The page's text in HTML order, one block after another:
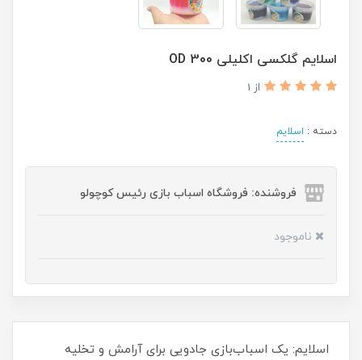
اسلایم گلکسی اکلیلی OD 300
از 1
دسته : اسلایم
فروشنده: فروشگاه اسباب بازی رئیس کوچولو
ناموجود
اسلایم: یک اسباب‌بازی جادویی برای آرامش و تخلیه